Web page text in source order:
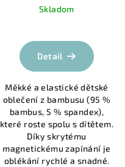
Skladom
Detail
Měkké a elastické dětské
oblečení z bambusu (95 %
bambus, 5 % spandex),
které roste spolu s dítětem.
Díky skrytému
magnetickému zapínání je
oblékání rychlé a snadné.